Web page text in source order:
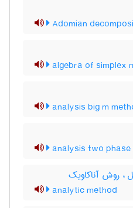
Adomian
algebra of simplex
analysis big m
analysis two phase
، روش آناکاویک
analytic method